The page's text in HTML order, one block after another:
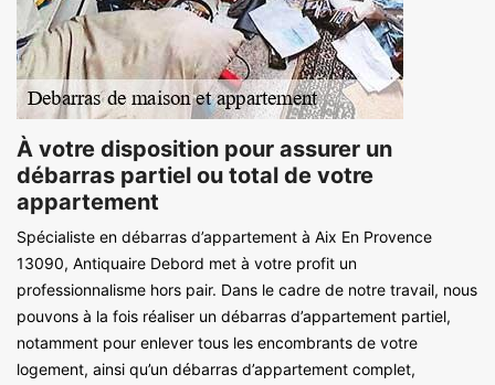
À votre disposition pour assurer un
débarras partiel ou total de votre
appartement
Spécialiste en débarras d’appartement à Aix En Provence
13090, Antiquaire Debord met à votre profit un
professionnalisme hors pair. Dans le cadre de notre travail, nous
pouvons à la fois réaliser un débarras d’appartement partiel,
notamment pour enlever tous les encombrants de votre
logement, ainsi qu’un débarras d’appartement complet,